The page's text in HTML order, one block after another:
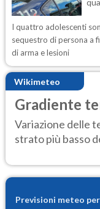
I quattro adolescenti
sequestro di persona a
di arma e lesioni
Wikimeteo
Gradiente
Variazione delle
strato più basso
Previsioni meteo